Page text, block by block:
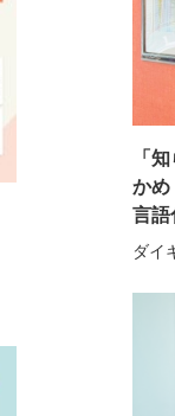
「
かめ
言語
ダイ